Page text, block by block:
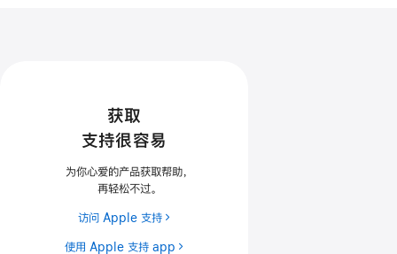
获取
支持很容易
为你心爱的产品获取帮助，
再轻松不过。
访问 Apple 支持
使用 Apple 支持 app